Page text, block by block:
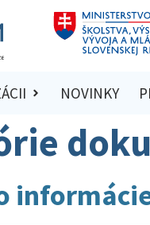
NOVINKY